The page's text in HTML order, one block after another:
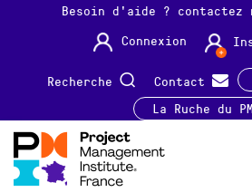
Besoin d'aide ? contactez
Connexion
Recherche Contact
La Ruche du PM